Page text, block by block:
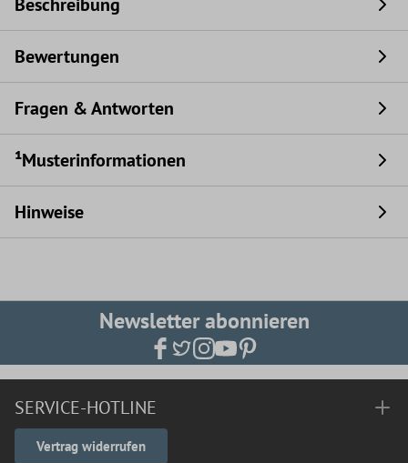
Beschreibung
Bewertungen
Fragen & Antworten
¹Musterinformationen
Hinweise
Newsletter abonnieren
SERVICE-HOTLINE
Vertrag widerrufen